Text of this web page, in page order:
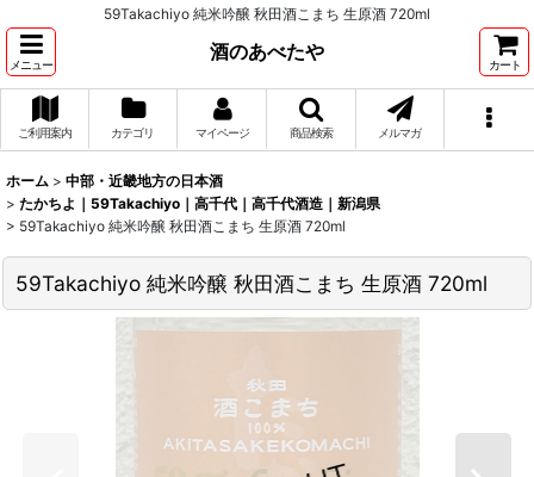
59Takachiyo 純米吟醸 秋田酒こまち 生原酒 720ml
メニュー
酒のあべたや
カート
ご利用案内 カテゴリ マイページ 商品検索 メルマガ
ホーム > 中部・近畿地方の日本酒
> たかちよ｜59Takachiyo｜高千代｜高千代酒造｜新潟県
> 59Takachiyo 純米吟醸 秋田酒こまち 生原酒 720ml
59Takachiyo 純米吟醸 秋田酒こまち 生原酒 720ml